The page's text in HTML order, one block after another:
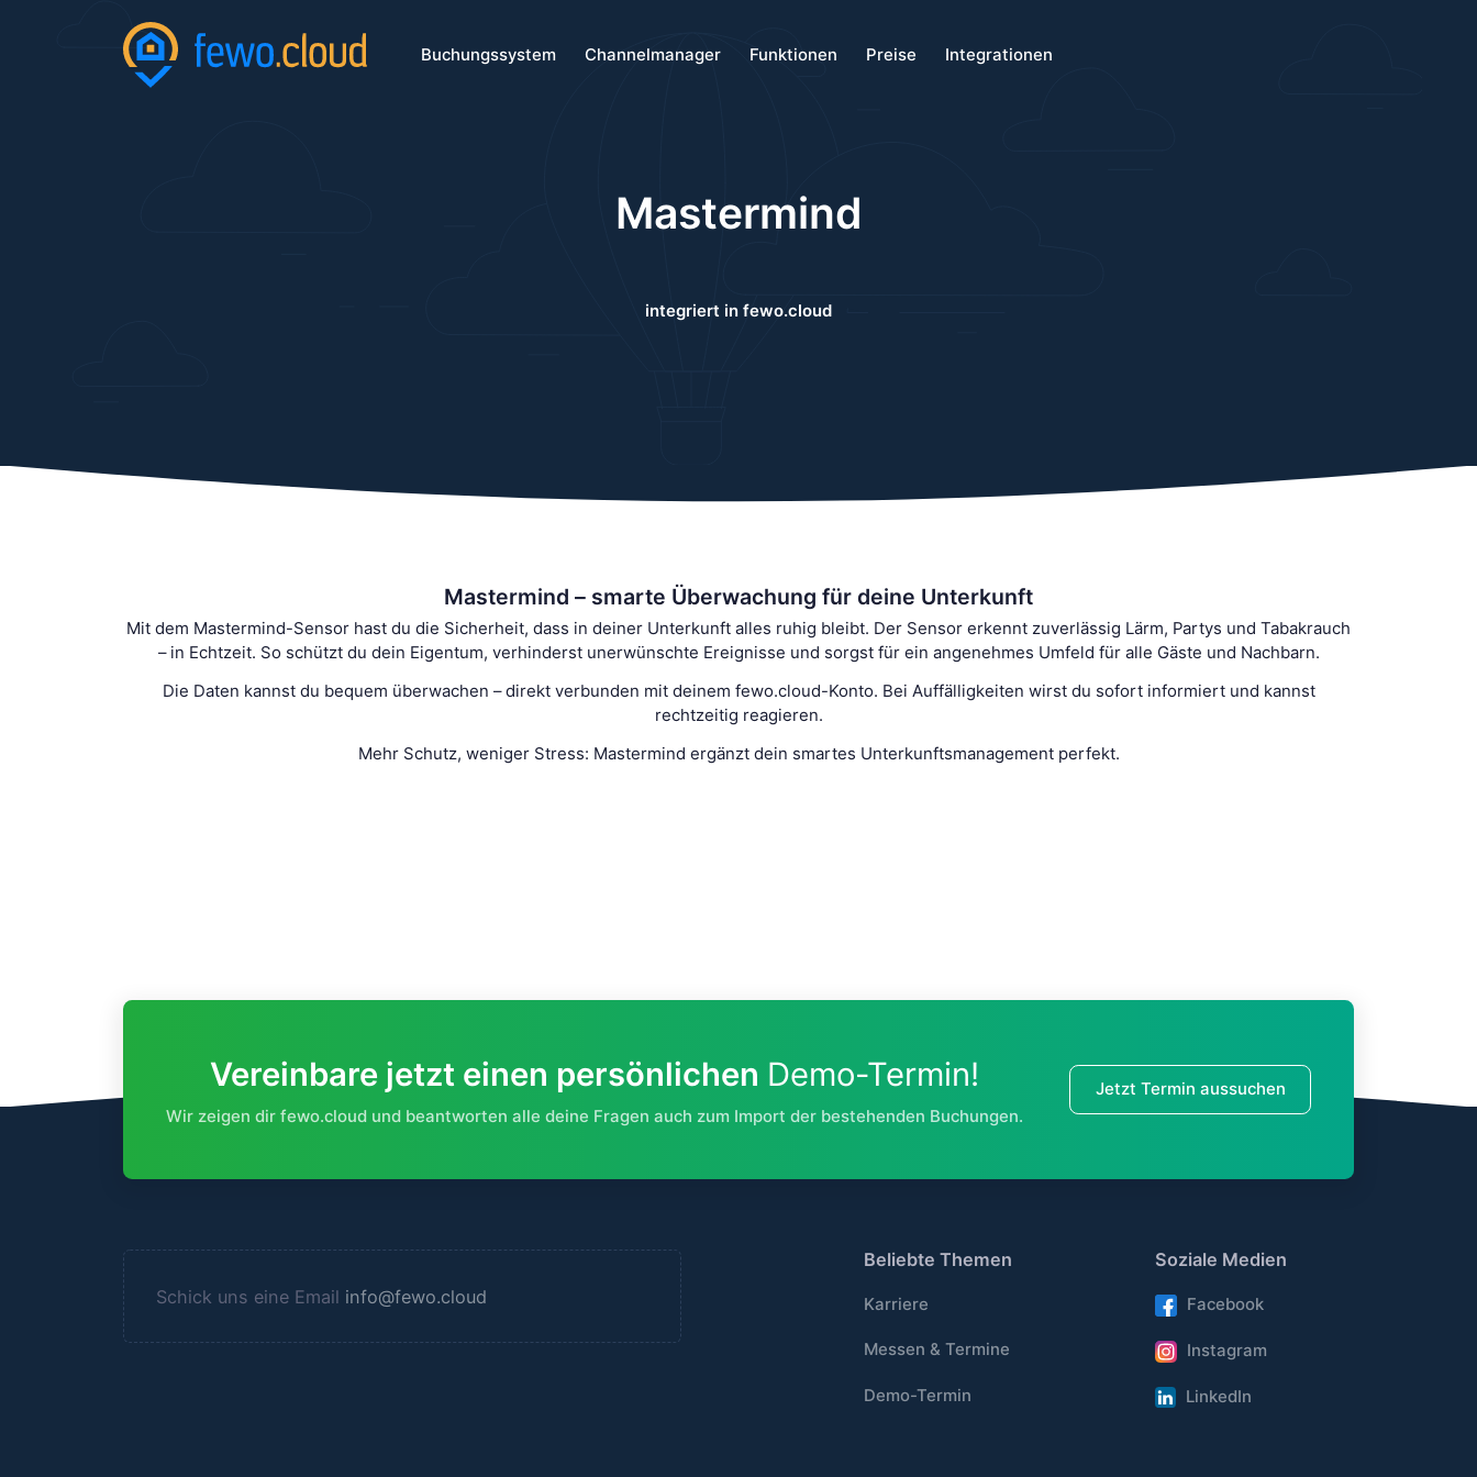
Buchungssystem Channelmanager Funktionen Preise Integrationen
Mastermind
integriert in fewo.cloud
Mastermind – smarte Überwachung für deine Unterkunft
Mit dem Mastermind-Sensor hast du die Sicherheit, dass in deiner Unterkunft alles ruhig bleibt. Der Sensor erkennt zuverlässig Lärm, Partys und Tabakrauch
– in Echtzeit. So schützt du dein Eigentum, verhinderst unerwünschte Ereignisse und sorgst für ein angenehmes Umfeld für alle Gäste und Nachbarn.
Die Daten kannst du bequem überwachen – direkt verbunden mit deinem fewo.cloud-Konto. Bei Auffälligkeiten wirst du sofort informiert und kannst
rechtzeitig reagieren.
Mehr Schutz, weniger Stress: Mastermind ergänzt dein smartes Unterkunftsmanagement perfekt.
Vereinbare jetzt einen persönlichen Demo-Termin!
Wir zeigen dir fewo.cloud und beantworten alle deine Fragen auch zum Import der bestehenden Buchungen.
Jetzt Termin aussuchen
Schick uns eine Email info@fewo.cloud
Beliebte Themen
Karriere
Messen & Termine
Demo-Termin
Soziale Medien
Facebook
Instagram
LinkedIn